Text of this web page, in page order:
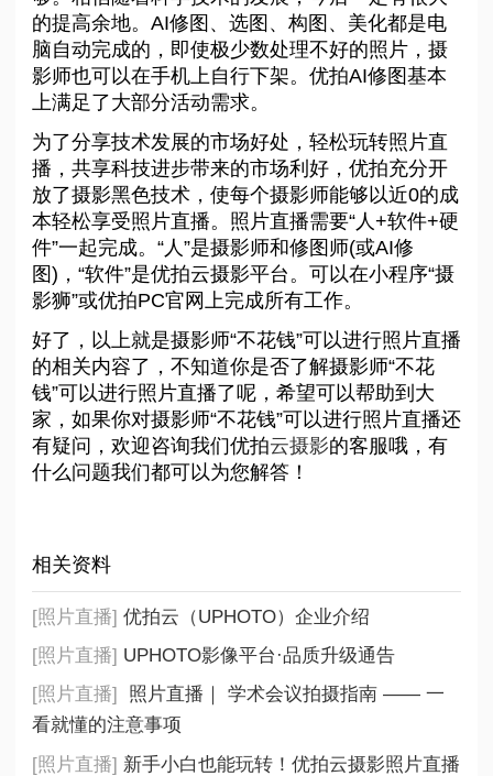
的提高余地。AI修图、选图、构图、美化都是电
脑自动完成的，即使极少数处理不好的照片，摄
影师也可以在手机上自行下架。优拍AI修图基本
上满足了大部分活动需求。
为了分享技术发展的市场好处，轻松玩转照片直
播，共享科技进步带来的市场利好，优拍充分开
放了摄影黑色技术，使每个摄影师能够以近0的成
本轻松享受照片直播。照片直播需要“人+软件+硬
件”一起完成。“人”是摄影师和修图师(或AI修
图)，“软件”是优拍云摄影平台。可以在小程序“摄
影狮”或优拍PC官网上完成所有工作。
好了，以上就是摄影师“不花钱”可以进行照片直播
的相关内容了，不知道你是否了解摄影师“不花
钱”可以进行照片直播了呢，希望可以帮助到大
家，如果你对摄影师“不花钱”可以进行照片直播还
有疑问，欢迎咨询我们优拍云摄影的客服哦，有
什么问题我们都可以为您解答！
相关资料
[照片直播] 优拍云（UPHOTO）企业介绍
[照片直播] UPHOTO影像平台·品质升级通告
[照片直播]
照片直播｜ 学术会议拍摄指南 —— 一
看就懂的注意事项
[照片直播] 新手小白也能玩转！优拍云摄影照片直播